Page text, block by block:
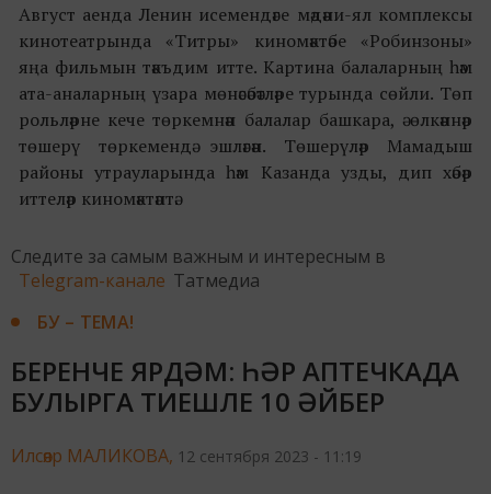
Август аенда Ленин исемендәге мәдәни-ял комплексы
кинотеатрында «Титры» киномәктәбе «Робинзоны»
яңа фильмын тәкъдим итте. Картина балаларның һәм
ата-аналарның үзара мөнәсәбәтләре турында сөйли. Төп
рольләрне кече төркемнән балалар башкара, ә өлкәннәр
төшерү төркемендә эшләгән. Төшерүләр Мамадыш
районы утрауларында һәм Казанда узды, дип хәбәр
иттеләр киномәктәптә.
Следите за самым важным и интересным в
Telegram-канале Татмедиа
БУ – ТЕМА!
БЕРЕНЧЕ ЯРДӘМ: ҺӘР АПТЕЧКАДА
БУЛЫРГА ТИЕШЛЕ 10 ӘЙБЕР
Илсөяр МАЛИКОВА, 12 сентября 2023 - 11:19